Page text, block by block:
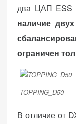
два ЦАП ESS
наличие
ограничен
TOPPING_D50
В отличие от